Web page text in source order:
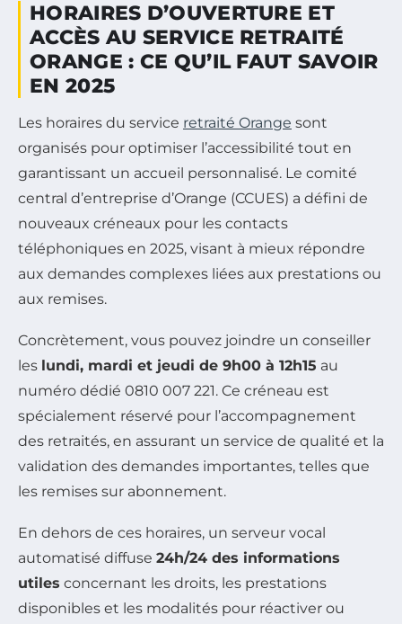
HORAIRES D’OUVERTURE ET
ACCÈS AU SERVICE RETRAITÉ
ORANGE : CE QU’IL FAUT SAVOIR
EN 2025
Les horaires du service retraité Orange sont
organisés pour optimiser l’accessibilité tout en
garantissant un accueil personnalisé. Le comité
central d’entreprise d’Orange (CCUES) a défini de
nouveaux créneaux pour les contacts
téléphoniques en 2025, visant à mieux répondre
aux demandes complexes liées aux prestations ou
aux remises.
Concrètement, vous pouvez joindre un conseiller
les lundi, mardi et jeudi de 9h00 à 12h15 au
numéro dédié 0810 007 221. Ce créneau est
spécialement réservé pour l’accompagnement
des retraités, en assurant un service de qualité et la
validation des demandes importantes, telles que
les remises sur abonnement.
En dehors de ces horaires, un serveur vocal
automatisé diffuse 24h/24 des informations
utiles concernant les droits, les prestations
disponibles et les modalités pour réactiver ou